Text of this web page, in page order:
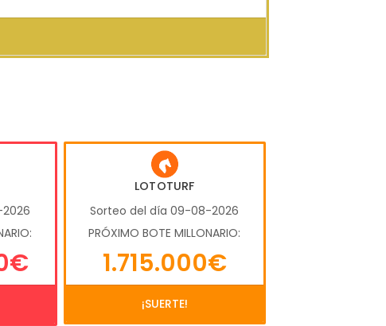
LOTOTURF
Sorteo del día 09-08-2026
PRÓXIMO BOTE MILLONARIO:
1.715.000€
¡SUERTE!